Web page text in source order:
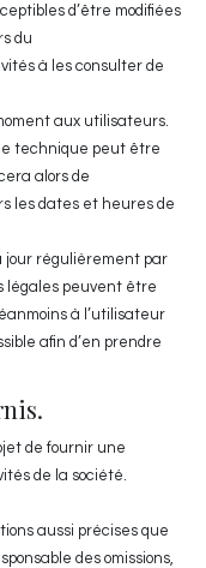
d’être modifiées
du
à les consulter de
aux utilisateurs.
technique peut être
alors de
les dates et heures de
jour régulièrement par
légales peuvent être
à l’utilisateur
afin d’en prendre
de fournir une
de la société.
aussi précises que
des omissions,